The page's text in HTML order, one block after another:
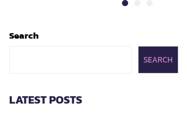
Search
SEARCH
LATEST POSTS